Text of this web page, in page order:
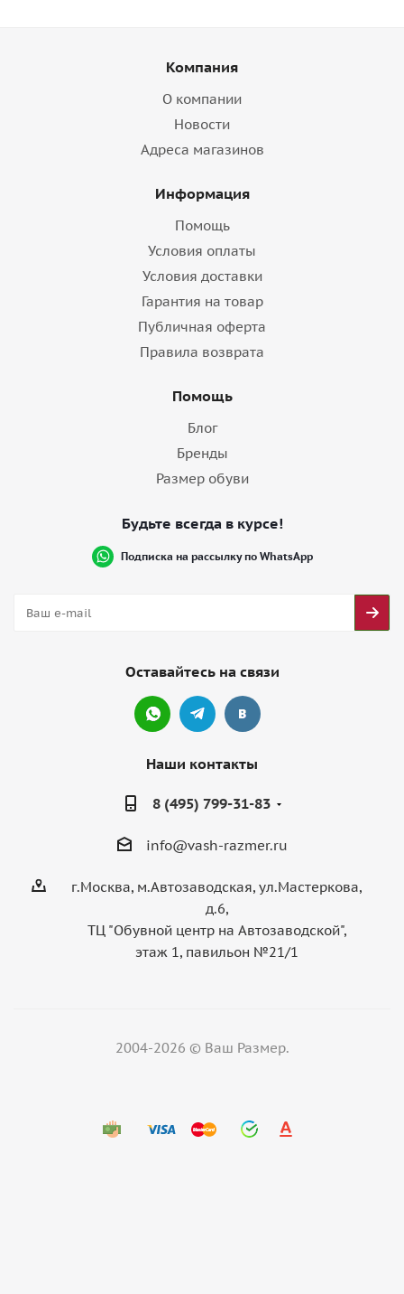
Компания
О компании
Новости
Адреса магазинов
Информация
Помощь
Условия оплаты
Условия доставки
Гарантия на товар
Публичная оферта
Правила возврата
Помощь
Блог
Бренды
Размер обуви
Будьте всегда в курсе!
Подписка на рассылку по WhatsApp
Оставайтесь на связи
Наши контакты
8 (495) 799-31-83
info@vash-razmer.ru
г.Москва, м.Автозаводская, ул.Мастеркова,
д.6,
ТЦ "Обувной центр на Автозаводской",
этаж 1, павильон №21/1
2004-2026 © Ваш Размер.